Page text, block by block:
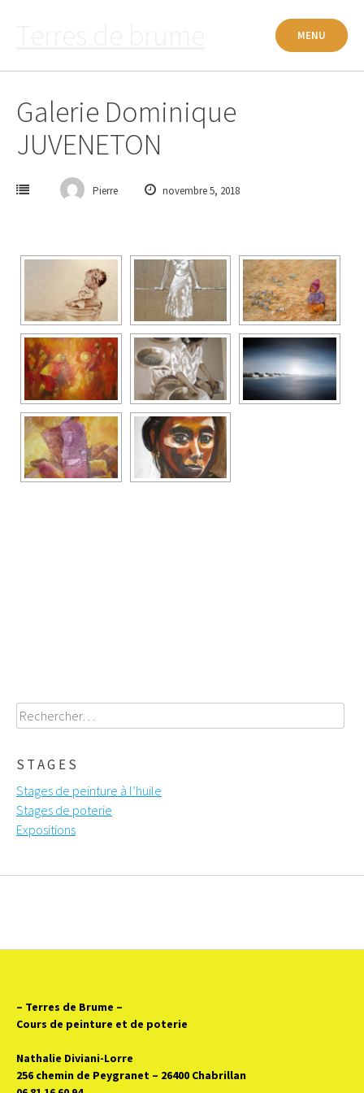
MENU
Galerie Dominique
JUVENETON
Pierre novembre 5, 2018
Rechercher :
STAGES
Stages de peinture à l’huile
Stages de poterie
Expositions
– Terres de Brume –
Cours de peinture et de poterie
Nathalie Diviani-Lorre
256 chemin de Peygranet – 26400 Chabrillan